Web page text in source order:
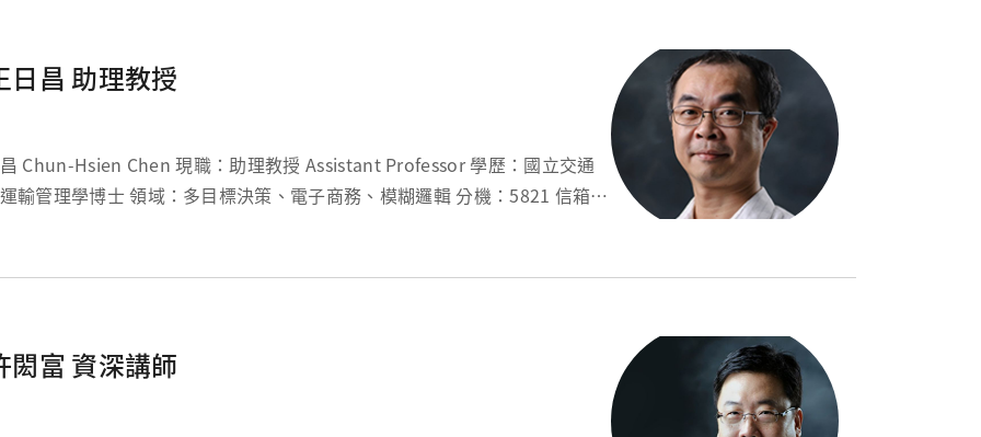
日昌 助理教授
Chen 現職：助理教授 Assistant Professor 學歷：國立交通
領域：多目標決策、電子商務、模糊邏輯 分機：5821 信箱：
閎富 資深講師